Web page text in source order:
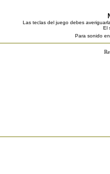
Las teclas del juego debes
El
Para sonido